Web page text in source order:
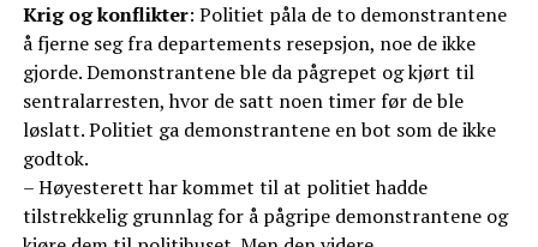
Krig og konflikter: Politiet påla de to demonstrantene
å fjerne seg fra departements resepsjon, noe de ikke
gjorde. Demonstrantene ble da pågrepet og kjørt til
sentralarresten, hvor de satt noen timer før de ble
løslatt. Politiet ga demonstrantene en bot som de ikke
godtok.
– Høyesterett har kommet til at politiet hadde
tilstrekkelig grunnlag for å pågripe demonstrantene og